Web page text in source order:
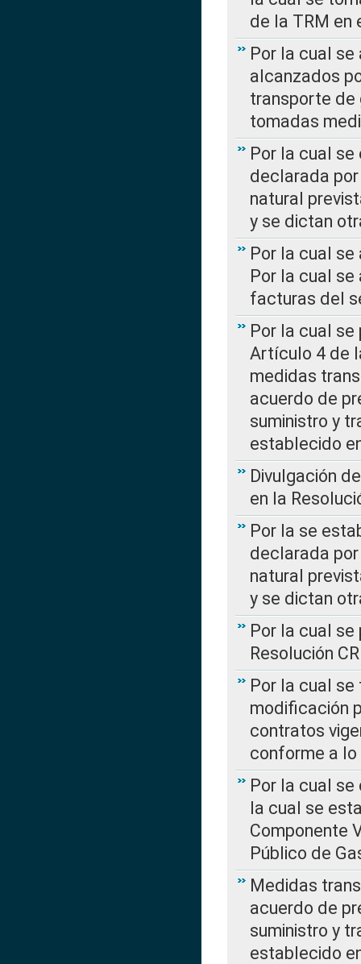
de la TRM en
Por la cual
alcanzados
transporte de
tomadas
Por la cual
declarada
natural
y se dictan
Por la cual se
Por la cual
facturas del
Por la cual
Artículo 4 de
medidas
acuerdo de
suministro y
establecido
Divulgación
en la
Por la se
declarada
natural
y se dictan
Por la cual
Resolución
Por la cual
modificación
contratos
conforme a lo
Por la cual se
la cual se
Componente
Público de
Medidas
acuerdo de
suministro y
establecido